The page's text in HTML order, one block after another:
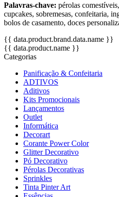
Palavras-chave: pérolas
cupcakes, sobremesas, confeitaria,
bolos de casamento, doces
{{ data.product.brand.data.name }}
{{ data.product.name }}
Categorias
Panificação & Confeitaria
ADTIVOS
Aditivos
Kits Promocionais
Lançamentos
Outlet
Informática
Decorart
Corante Power Color
Glitter Decorativo
Pó Decorativo
Pérolas Decorativas
Sprinkles
Tinta Pinter Art